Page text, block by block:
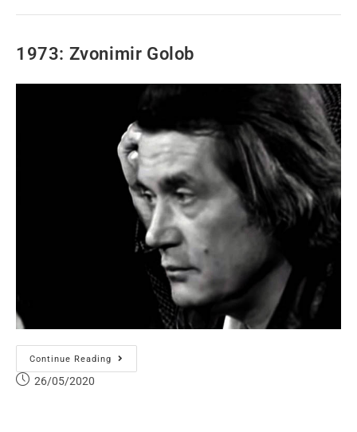
1973: Zvonimir Golob
Continue Reading
26/05/2020